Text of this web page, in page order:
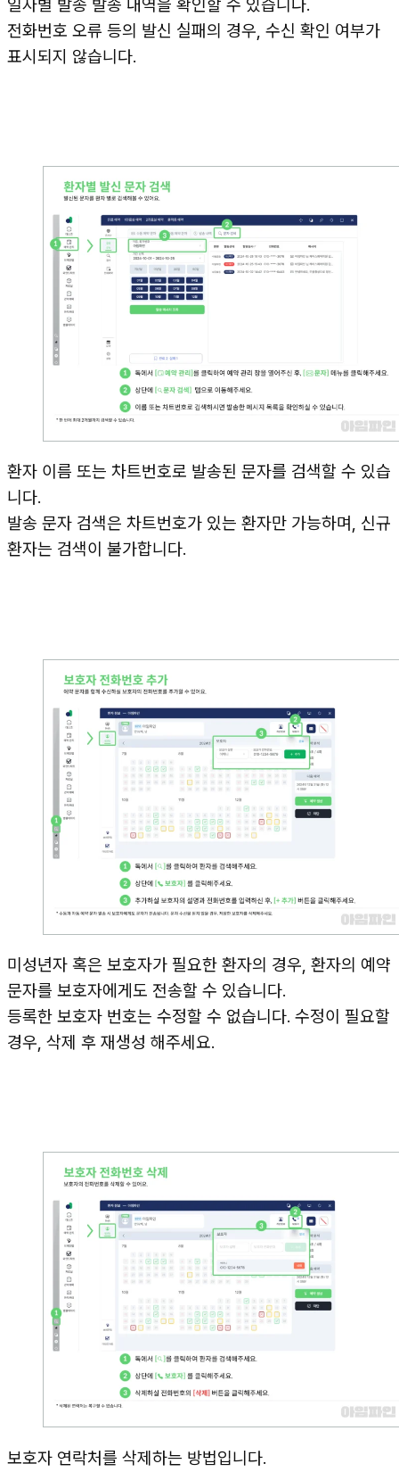
일자별 발송 발송 내역을 확인할 수 있습니다.
전화번호 오류 등의 발신 실패의 경우, 수신 확인 여부가
표시되지 않습니다.
환자 이름 또는 차트번호로 발송된 문자를 검색할 수 있습
니다.
발송 문자 검색은 차트번호가 있는 환자만 가능하며, 신규
환자는 검색이 불가합니다.
미성년자 혹은 보호자가 필요한 환자의 경우, 환자의 예약
문자를 보호자에게도 전송할 수 있습니다.
등록한 보호자 번호는 수정할 수 없습니다. 수정이 필요할
경우, 삭제 후 재생성 해주세요.
보호자 연락처를 삭제하는 방법입니다.